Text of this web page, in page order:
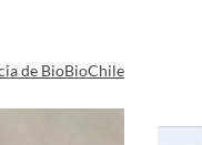
de BioBioChile